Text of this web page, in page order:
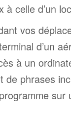
celle d’un
vos
d’un
à un
de phrases
sur